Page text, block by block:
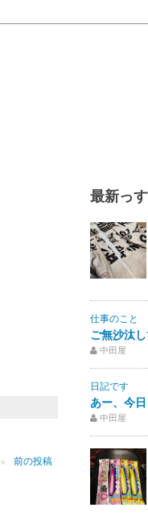
前の投稿
最新っ
仕事のこと
ご無沙汰
中田屋
日記です
あー、今
中田屋